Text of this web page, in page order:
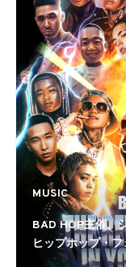
MUSIC
BAD HOP主催、
ヒップホップ・